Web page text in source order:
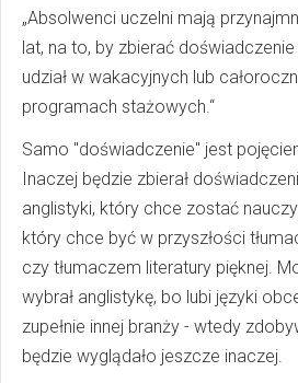
„Absolwenci uczelni mają
lat, na to, by zbierać
udział w wakacyjnych lub
programach stażowych.“
Samo "doświadczenie" jest
Inaczej będzie zbierał
anglistyki, który chce zostać
który chce być w przyszłości
czy tłumaczem literatury pięknej.
wybrał anglistykę, bo lubi języki
zupełnie innej branży - wtedy
będzie wyglądało jeszcze inaczej.